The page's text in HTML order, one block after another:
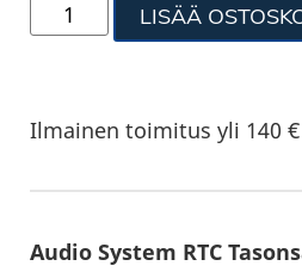
LISÄÄ
Ilmainen toimitus yli 140
Audio System RTC